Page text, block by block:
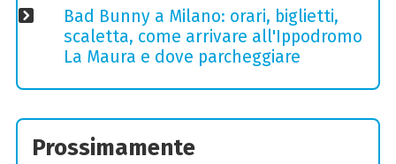
Bad Bunny a Milano: orari, biglietti,
scaletta, come arrivare all'Ippodromo
La Maura e dove parcheggiare
Prossimamente